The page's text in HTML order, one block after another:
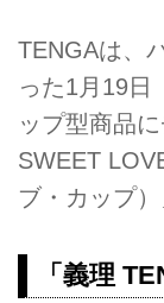
TENGAは、
った1月19日
ップ型商品
SWEET
ブ・カップ
「義理